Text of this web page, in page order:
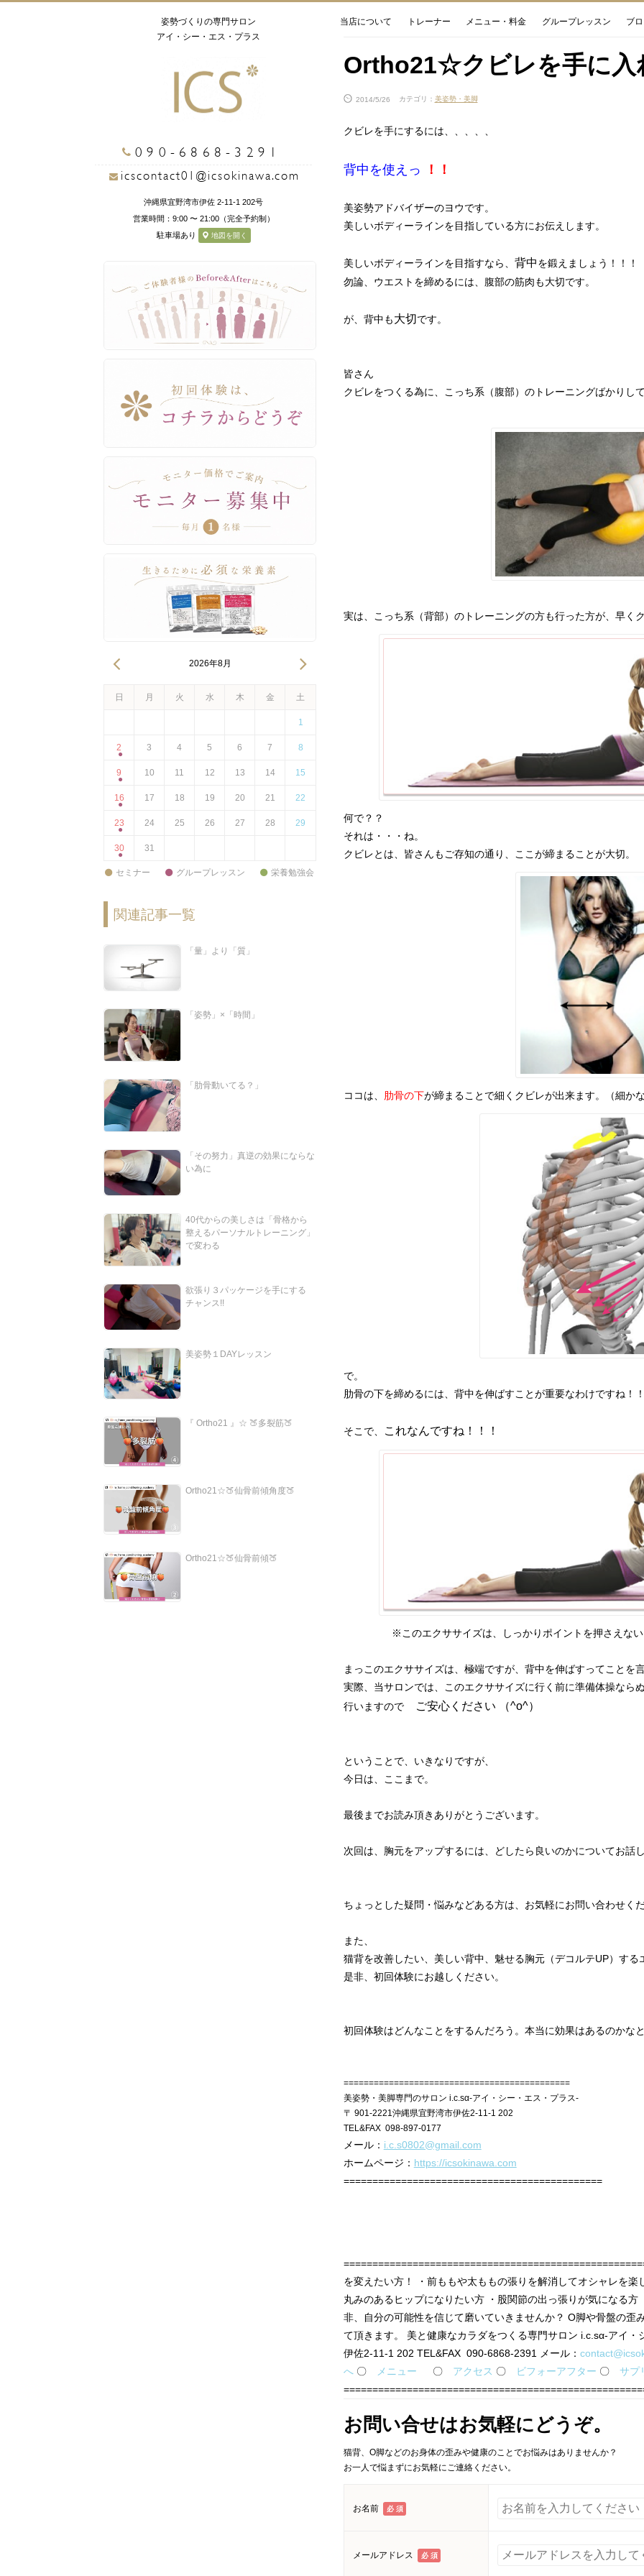
姿勢づくりの専門サロン
アイ・シー・エス・プラス
090-6868-3291
icscontact01@icsokinawa.com
沖縄県宜野湾市伊佐 2-11-1 202号
営業時間：9:00 〜 21:00（完全予約制）
駐車場あり
地図を開く
当店について トレーナー メニュー・料金 グループレッスン ブ
Ortho21☆クビレを手に入
2014/5/26 カテゴリ： 美姿勢・美脚
クビレを手にするには、、、、、
背中を使えっ ！！
美姿勢アドバイザーのヨウです。
美しいボディーラインを目指している方にお伝えします。
美しいボディーラインを目指すなら、 背中を鍛えましょう！！！
勿論、ウエストを締めるには、腹部の筋肉も大切です。
が、背中も大切です。
皆さん
クビレをつくる為に、こっち系（腹部）のトレーニングばかりし
実は、こっち系（背部）のトレーニングの方も行った方が、早く
何で？？
それは・・・ね。
クビレとは、皆さんもご存知の通り、ここが締まることが大切。
ココは、 肋骨の下が締まることで細くクビレが出来ます。（細か
で。
肋骨の下を締めるには、背中を伸ばすことが重要なわけですね！
そこで、 これなんですね！！！
※このエクササイズは、しっかりポイントを押さえな
まっこのエクササイズは、極端ですが、背中を伸ばすってことを
実際、当サロンでは、このエクササイズに行く前に準備体操なら
行いますので
ご安心ください （^o^）
ということで、いきなりですが、
今日は、ここまで。
最後までお読み頂きありがとうございます。
次回は、胸元をアップするには、どしたら良いのかについてお話
ちょっとした疑問・悩みなどある方は、お気軽にお問い合わせく
また、
猫背を改善したい、美しい背中、魅せる胸元（デコルテUP）す
是非、初回体験にお越しください。
初回体験はどんなことをするんだろう。本当に効果はあるのかな
=============================================
美姿勢・美脚専門のサロン i.c.sα-アイ・シー・エス・プラス-
〒 901-2221沖縄県宜野湾市伊佐2-11-1 202
TEL&FAX 098-897-0177
メール： i.c.s0802@gmail.com
ホームページ： https://icsokinawa.com
=============================================
を変えたい方！ ・前ももや太ももの張りを解消してオシャレを
丸みのあるヒップになりたい方 ・股関節の出っ張りが気になる
非、自分の可能性を信じて磨いていきませんか？ O脚や骨盤の歪
て頂きます。 美と健康なカラダをつくる専門サロン i.c.sα-アイ
伊佐2-11-1 202 TEL&FAX 090-6868-2391 メール：
へ〇 メニュー 〇 アクセス 〇 ビフォーアフター 〇 サプ
お問い合せはお気軽にどうぞ。
猫背、O脚などのお身体の歪みや健康のことでお悩みはありませんか？
お一人で悩まずにお気軽にご連絡ください。
お名前 必 須
メールアドレス 必 須
2026年8月
日 月 火 水 木 金 土
1
2 3 4 5 6 7 8
9 10 11 12 13 14 15
16 17 18 19 20 21 22
23 24 25 26 27 28 29
30 31
17 18 19
22 23 24 25 26
28
2026
水
6
14
18 19 20 21
セミナー グループレッスン 栄養勉強会
関連記事一覧
「量」より「質」
「姿勢」×「時間」
「肋骨動いてる？」
「その努力」真逆の効果にならな
い為に
40代からの美しさは「骨格から
整えるパーソナルトレーニング」
で変わる
欲張り３パッケージを手にする
チャンス!!
美姿勢１DAYレッスン
『 Ortho21 』☆ 🍑多裂筋🍑
Ortho21☆🍑仙骨前傾角度🍑
Ortho21☆🍑仙骨前傾🍑